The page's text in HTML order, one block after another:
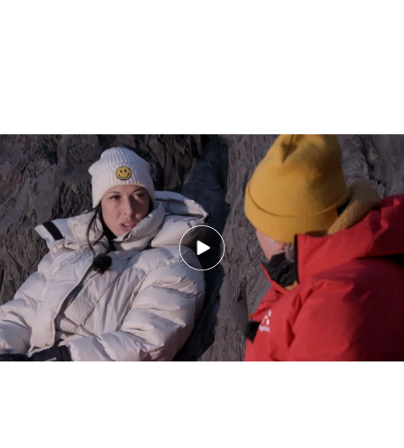
Avance | Jenni Hermoso, sobre Vilda: "Nos obligaba a dejar abiertas las
puertas de las habitaciones"
Además, Jennifer Hermoso
contará por primera
vez en televisiónanécdotas que habría sufrido
junto a sus compañeras, señalando directamente
aJorge Vilda.